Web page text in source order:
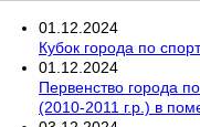
01 12 2024
Кубок города по
01 12 2024
Первенство города
(2010-2011 г.р.) в